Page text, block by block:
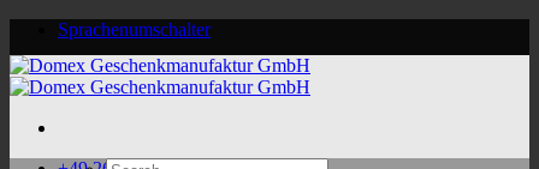
content
Sprachenumschalter